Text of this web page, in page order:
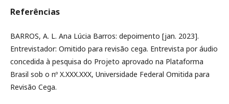
Referências
BARROS, A. L. Ana Lúcia Barros: depoimento [jan. 2023].
Entrevistador: Omitido para revisão cega. Entrevista por áudio
concedida à pesquisa do Projeto aprovado na Plataforma
Brasil sob o nº X.XXX.XXX, Universidade Federal Omitida para
Revisão Cega.